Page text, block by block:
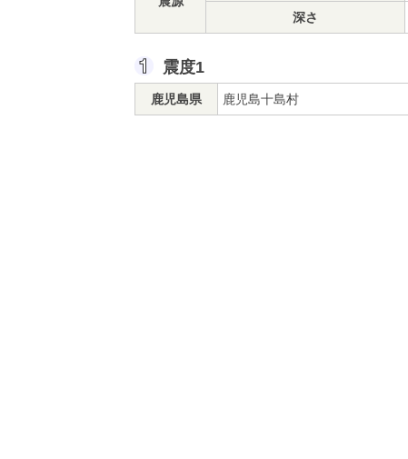
深さ
震度1
鹿児島県 鹿児島十島村